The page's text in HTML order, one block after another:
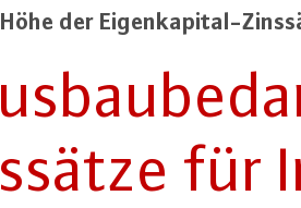
der Ei­gen­ka­pi­tal-
für